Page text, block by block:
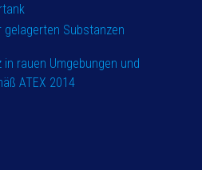
Substanzen
rauen Umgebungen und
ATEX 2014